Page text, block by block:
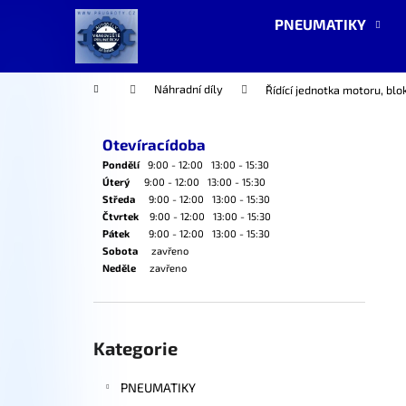
PNEUMATIKY
Domů Náhradní díly Řídící jednotka motoru,
Otevíracídoba
Pondělí9:00 - 12:00 13:00 - 15:30
Úterý
9:00 - 12:00 13:00 - 15:30
Středa 9:00 - 12:00 13:00 - 15:30
Čtvrtek 9:00 - 12:00 13:00 - 15:30
Pátek 9:00 - 12:00 13:00 - 15:30
Sobota zavřeno
Neděle zavřeno
kategorie
Kategorie
PNEUMATIKY
í
Zpět
do
Zpět
do